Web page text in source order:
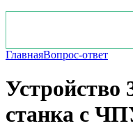
ГлавнаяВопрос-ответ
Устройство
станка с